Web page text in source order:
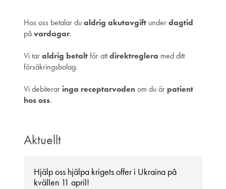
Hos oss betalar dualdrig akutavgift underdagtid
påvardagar.
Vi taraldrig betaltför attdirektreglera med ditt
försäkringsbolag.
Vi debiterar inga receptarvodenom du är patient
hos oss.
Aktuellt
Hjälp oss hjälpa krigets offer i Ukraina på
kvällen 11 april!